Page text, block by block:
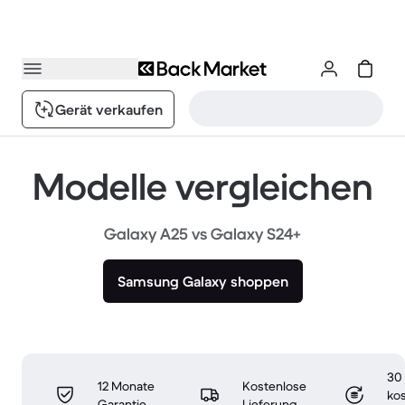
Gerät verkaufen
Modelle vergleichen
Galaxy A25 vs Galaxy S24+
Samsung Galaxy shoppen
12 Monate
Kostenlose
30